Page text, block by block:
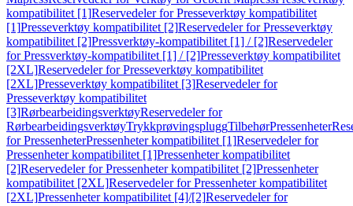
kompatibilitet [1]Reservedeler for Presseverktøy kompatibilitet
[1]Presseverktøy kompatibilitet [2]Reservedeler for Presseverktøy
kompatibilitet [2]Pressverktøy-kompatibilitet [1] / [2]Reservedeler
for Pressverktøy-kompatibilitet [1] / [2]Presseverktøy kompatibilitet
[2XL]Reservedeler for Presseverktøy kompatibilitet
[2XL]Presseverktøy kompatibilitet [3]Reservedeler for
Presseverktøy kompatibilitet
[3]RørbearbeidingsverktøyReservedeler for
RørbearbeidingsverktøyTrykkprøvingspluggTilbehørPressenheter
for PressenheterPressenheter kompatibilitet [1]Reservedeler for
Pressenheter kompatibilitet [1]Pressenheter kompatibilitet
[2]Reservedeler for Pressenheter kompatibilitet [2]Pressenheter
kompatibilitet [2XL]Reservedeler for Pressenheter kompatibilitet
[2XL]Pressenheter kompatibilitet [4]/[2]Reservedeler for